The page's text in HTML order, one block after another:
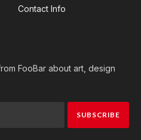
Contact Info
FooBar about art, design